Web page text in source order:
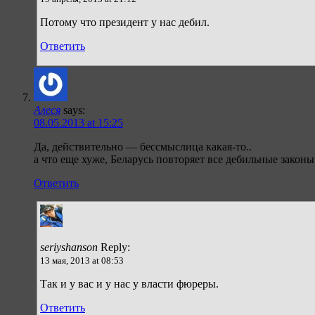
Потому что президент у нас дебил.
Ответить
Алеся says:
08.05.2013 at 15:25
Да, действительно — бессмыслица какая-то..
а что еще хуже, Беларусь повторяет все дебильные
Ответить
seriyshanson Reply:
13 мая, 2013 at 08:53
Так и у вас и у нас у власти фюреры.
Ответить